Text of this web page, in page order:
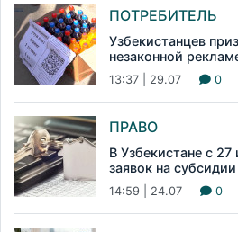
ПОТРЕБИТЕЛЬ
Узбекистанцев
незаконной
13:37 | 29.07 0
ПРАВО
В Узбекистане с
заявок на
14:59 | 24.07 0